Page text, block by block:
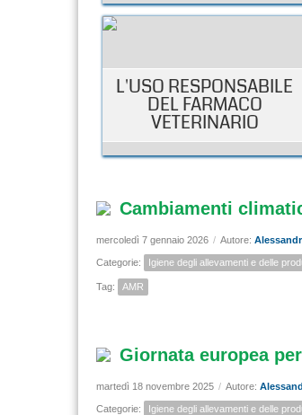
L'USO RESPONSABILE
DEL FARMACO
VETERINARIO
Cambiamenti
mercoledì 7 gennaio 2026 / Autore:
Categorie: Igiene degli allevamenti e delle
Tag: AMR
Giornata europea
martedì 18 novembre 2025 / Autore:
Categorie: Igiene degli allevamenti e delle